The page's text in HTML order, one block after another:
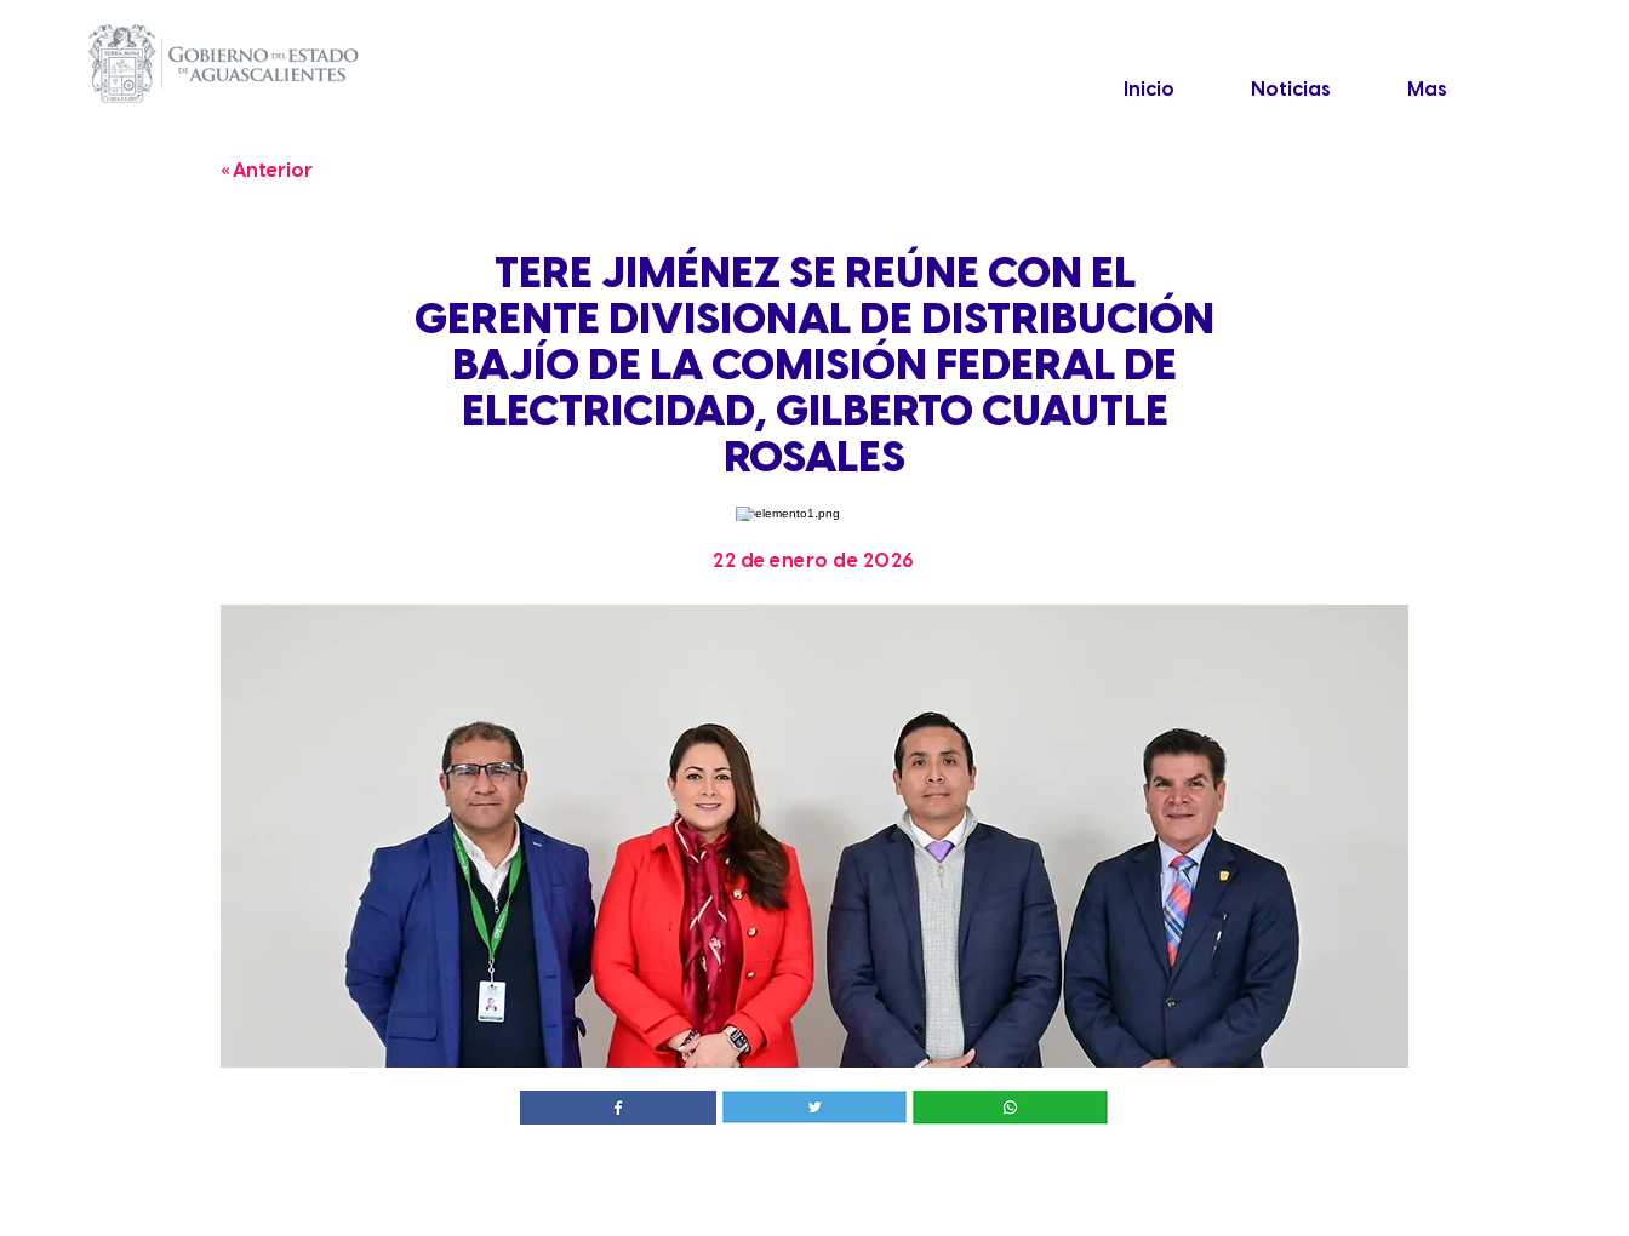
Inicio Noticias Mas
« Anterior
TERE JIMÉNEZ SE REÚNE CON EL
GERENTE DIVISIONAL DE DISTRIBUCIÓN
BAJÍO DE LA COMISIÓN FEDERAL DE
ELECTRICIDAD, GILBERTO CUAUTLE
ROSALES
22 de enero de 2026